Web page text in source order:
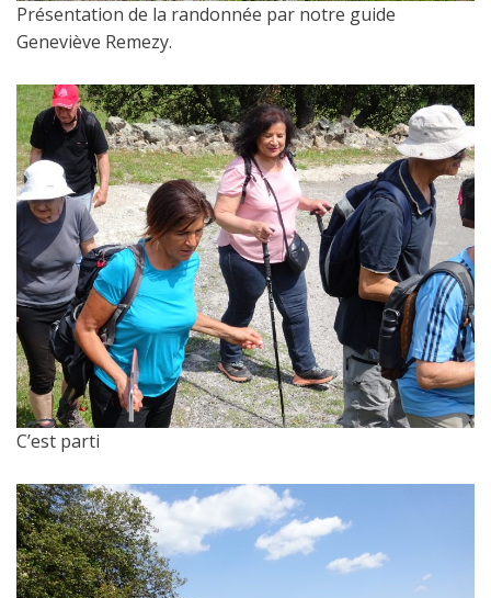
Présentation de la randonnée par notre guide
Geneviève Remezy.
C’est parti